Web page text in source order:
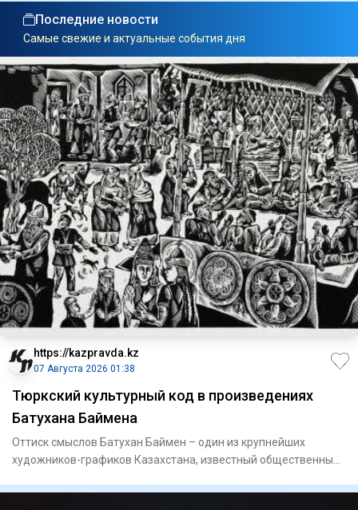
Последние новости
Самые свежие и актуальные события дня
https://kazpravda.kz
07 Августа 2026 01:38
Тюркский культурный код в произведениях
Батухана Баймена
Оттиск смыслов Батухан Баймен – один из крупнейших
художников-графиков Казахстана, известный общественный